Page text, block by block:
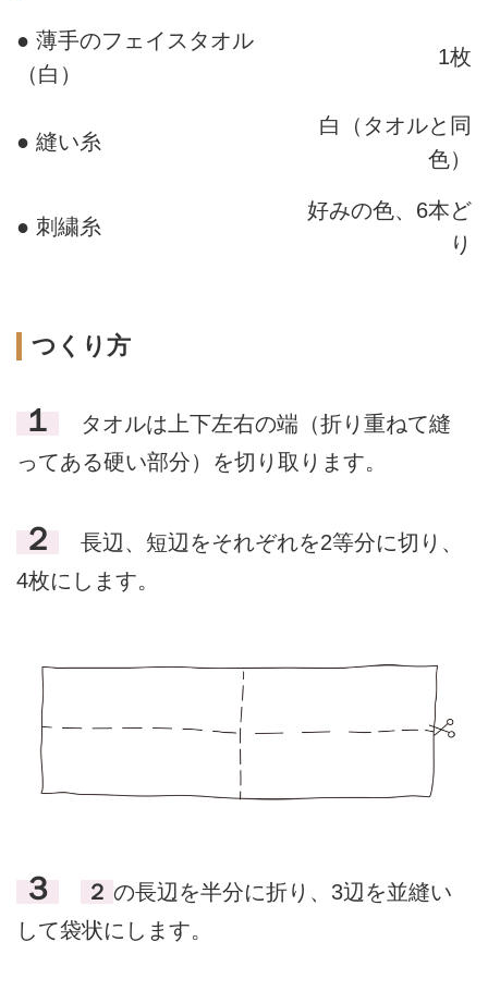
● 薄手のフェイスタオル
（白）
1枚
● 縫い糸
白（タオルと同
色）
● 刺繍糸
好みの色、6本ど
り
つくり方
１
タオルは上下左右の端（折り重ねて縫
ってある硬い部分）を切り取ります。
２
長辺、短辺をそれぞれを2等分に切り、
4枚にします。
３ ２ の長辺を半分に折り、3辺を並縫い
して袋状にします。